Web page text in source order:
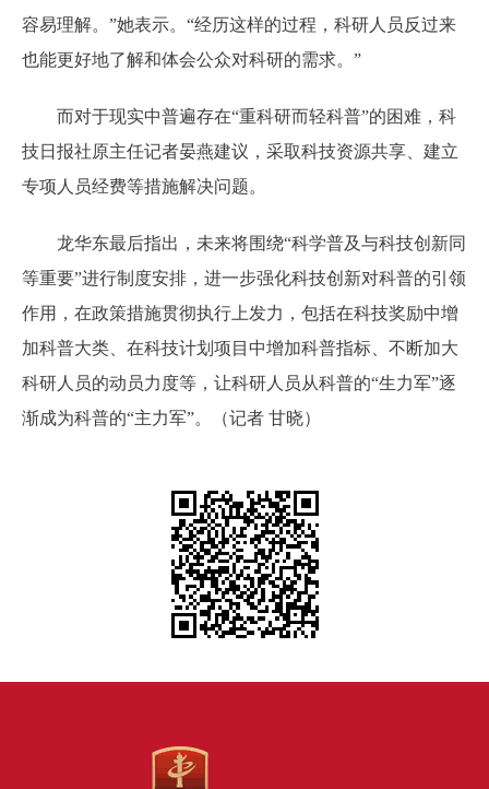
容易理解。”她表示。“经历这样的过程，科研人员反过来
也能更好地了解和体会公众对科研的需求。”
而对于现实中普遍存在“重科研而轻科普”的困难，科
技日报社原主任记者晏燕建议，采取科技资源共享、建立
专项人员经费等措施解决问题。
龙华东最后指出，未来将围绕“科学普及与科技创新同
等重要”进行制度安排，进一步强化科技创新对科普的引领
作用，在政策措施贯彻执行上发力，包括在科技奖励中增
加科普大类、在科技计划项目中增加科普指标、不断加大
科研人员的动员力度等，让科研人员从科普的“生力军”逐
渐成为科普的“主力军”。（记者 甘晓）